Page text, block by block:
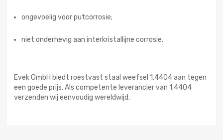
ongevoelig voor putcorrosie;
niet onderhevig aan interkristallijne corrosie.
Evek GmbH biedt roestvast staal weefsel 1.4404 aan tegen
een goede prijs. Als competente leverancier van 1.4404
verzenden wij eenvoudig wereldwijd.